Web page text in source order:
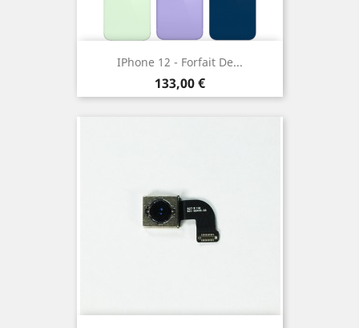
IPhone 12 - Forfait De...
Prix
133,00 €